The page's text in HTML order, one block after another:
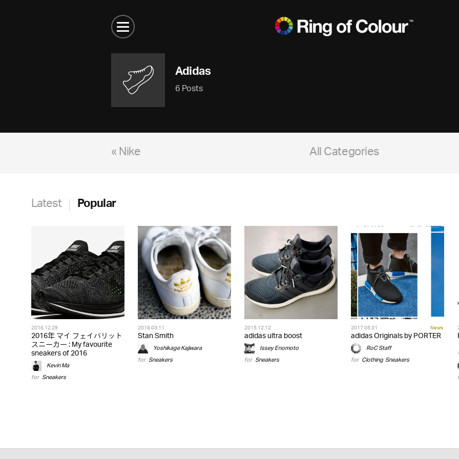
Adidas
6 Posts
« Nike All Categories
Latest Popular
2016.12.29
2016年 マイ フェイバリット
スニーカー : My favourite
sneakers of 2016
Kevin Ma
for Sneakers
2016.03.11
Stan Smith
Yoshikage Kajiwara
for Sneakers
2015.12.12
adidas ultra boost
Issey Enomoto
for Sneakers
2017.05.31 News
adidas Originals by PORTER
RoC Staff
for Clothing,Sneakers